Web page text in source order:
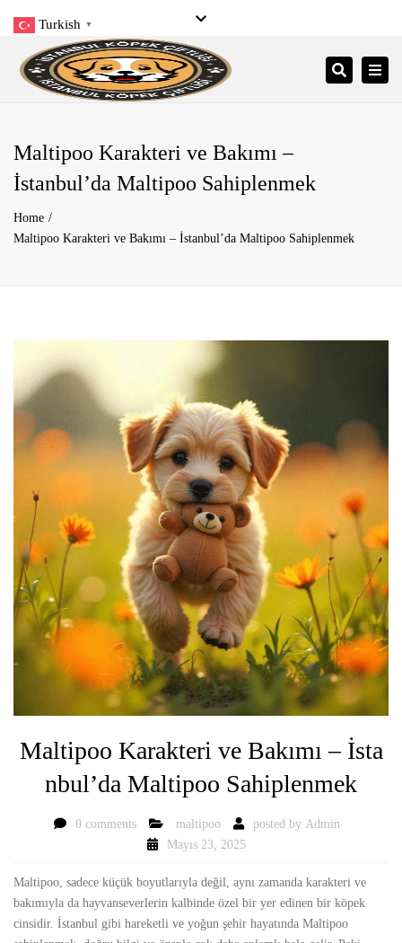
Pzt- Pzr: 9:00 – 21:00
+90 545 206 34 34
info@istanbulkopekciftligi.com
top
bar
Search
Maltipoo Karakteri ve Bakımı –
İstanbul’da Maltipoo Sahiplenmek
Home
Maltipoo Karakteri ve Bakımı – İstanbul’da Maltipoo Sahiplenmek
Maltipoo Karakteri ve Bakımı – İsta
nbul’da Maltipoo Sahiplenmek
0 comments maltipoo posted by Admin
Mayıs 23, 2025
Maltipoo, sadece küçük boyutlarıyla değil, aynı zamanda karakteri ve
bakımıyla da hayvanseverlerin kalbinde özel bir yer edinen bir köpek
cinsidir. İstanbul gibi hareketli ve yoğun şehir hayatında Maltipoo
Turkish ▼